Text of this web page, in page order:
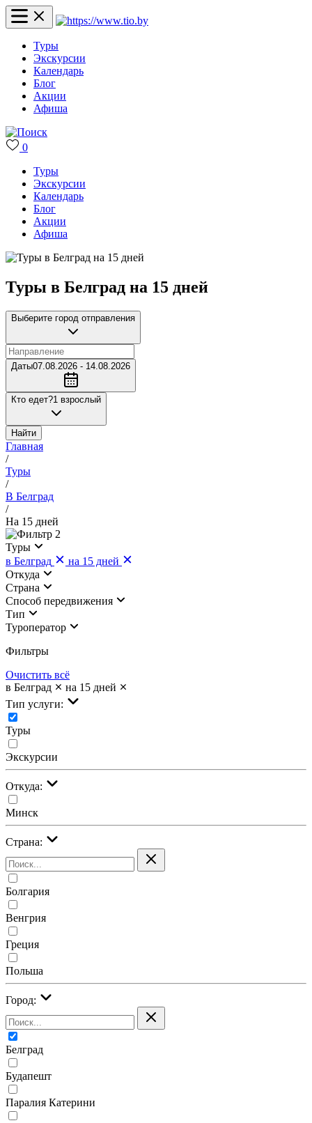
Туры
Экскурсии
Календарь
Блог
Акции
Афиша
0
Туры
Экскурсии
Календарь
Блог
Акции
Афиша
Туры в Белград на 15 дней
Выберите город отправления
Даты07.08.2026 - 14.08.2026
Кто едет?1 взрослый
Найти
Главная
/
Туры
/
В Белград
/
На 15 дней
2
Туры
в Белград
на 15 дней
Откуда
Страна
Cпособ передвижения
Тип
Туроператор
Фильтры
Очистить всё
в Белград
на 15 дней
Тип услуги:
Туры
Экскурсии
Откуда:
Минск
Страна:
Болгария
Венгрия
Греция
Польша
Город:
Белград
Будапешт
Паралия Катерини